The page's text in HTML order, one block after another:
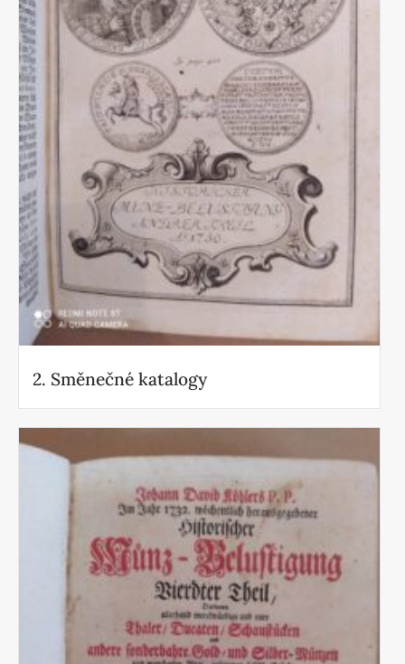
2. Směnečné katalogy